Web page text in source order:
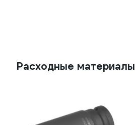
Расходные материалы